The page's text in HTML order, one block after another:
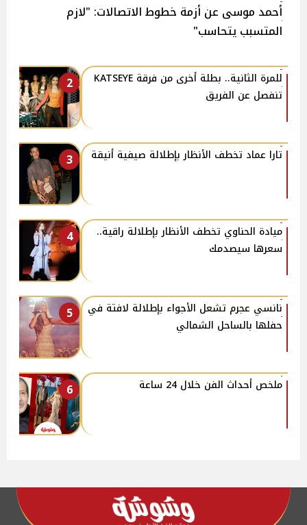
أحمد موسى عن أزمة خطوط الاتصالات: "لازم
المتسبب يتحاسب"
2
للمرة الثانية.. بطلة أخرى من فرقة KATSEYE
تنفصل عن الفريق
3 تارا عماد تخطف الأنظار بإطلالة صيفية أنيقة
4
ميادة الحناوي تخطف الأنظار بإطلالة راقية..
سعرها سيصدمك
5
نانسي عجرم تشعل الأجواء بإطلالة لافتة في
حفلها بالساحل الشمالي
6 ملخص أحداث الفن خلال 24 ساعة